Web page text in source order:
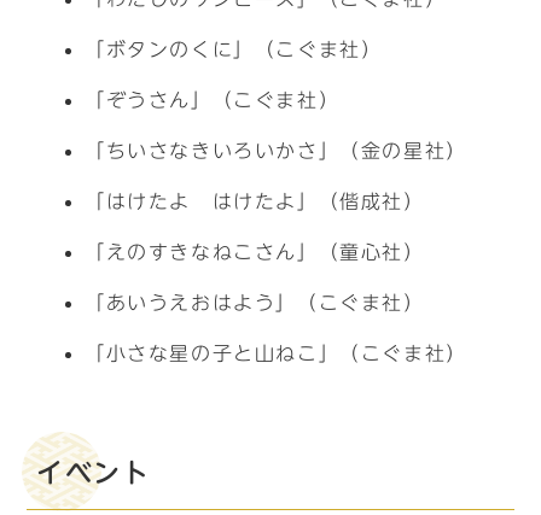
「ボタンのくに」（こぐま社）
「ぞうさん」（こぐま社）
「ちいさなきいろいかさ」（金の星社）
「はけたよ はけたよ」（偕成社）
「えのすきなねこさん」（童心社）
「あいうえおはよう」（こぐま社）
「小さな星の子と山ねこ」（こぐま社）
イベント